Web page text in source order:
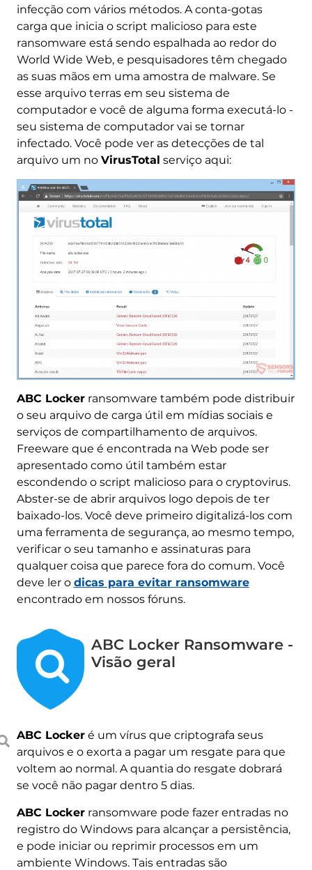
infecção com vários métodos. A conta-gotas
carga que inicia o script malicioso para este
ransomware está sendo espalhada ao redor do
World Wide Web, e pesquisadores têm chegado
as suas mãos em uma amostra de malware. Se
esse arquivo terras em seu sistema de
computador e você de alguma forma executá-lo -
seu sistema de computador vai se tornar
infectado. Você pode ver as detecções de tal
arquivo um no VirusTotal serviço aqui:
ABC Lockerransomware também pode distribuir
o seu arquivo de carga útil em mídias sociais e
serviços de compartilhamento de arquivos.
Freeware que é encontrada na Web pode ser
apresentado como útil também estar
escondendo o script malicioso para o cryptovirus.
Abster-se de abrir arquivos logo depois de ter
baixado-los. Você deve primeiro digitalizá-los com
uma ferramenta de segurança, ao mesmo tempo,
verificar o seu tamanho e assinaturas para
qualquer coisa que parece fora do comum. Você
deve ler o dicas para evitar ransomware
encontrado em nossos fóruns.
ABC Locker Ransomware -
Visão geral
ABC Lockeré um vírus que criptografa seus
arquivos e o exorta a pagar um resgate para que
voltem ao normal. A quantia do resgate dobrará
se você não pagar dentro 5 dias.
ABC Lockerransomware pode fazer entradas no
registro do Windows para alcançar a persistência,
e pode iniciar ou reprimir processos em um
ambiente Windows. Tais entradas são